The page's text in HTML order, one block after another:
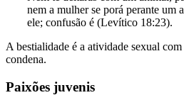
nem a mulher se porá perante um
ele; confusão é (Levítico 18:23).
A bestialidade é a atividade sexual
condena.
Paixões juvenis